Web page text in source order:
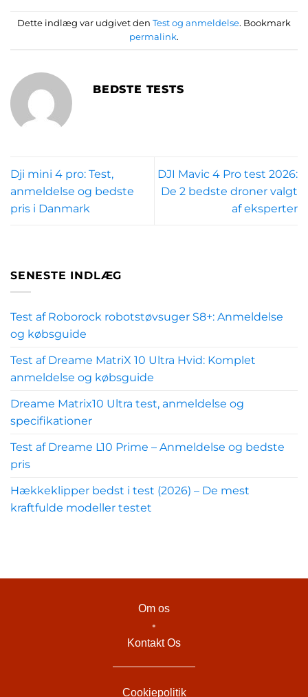
Dette indlæg var udgivet den Test og anmeldelse. Bookmark
permalink.
BEDSTE TESTS
Dji mini 4 pro: Test,
anmeldelse og bedste
pris i Danmark
DJI Mavic 4 Pro test 2026:
De 2 bedste droner valgt
af eksperter
SENESTE INDLÆG
Test af Roborock robotstøvsuger S8+: Anmeldelse
og købsguide
Test af Dreame MatriX 10 Ultra Hvid: Komplet
anmeldelse og købsguide
Dreame Matrix10 Ultra test, anmeldelse og
specifikationer
Test af Dreame L10 Prime – Anmeldelse og bedste
pris
Hækkeklipper bedst i test (2026) – De mest
kraftfulde modeller testet
Om os
•
Kontakt Os
Cookiepolitik